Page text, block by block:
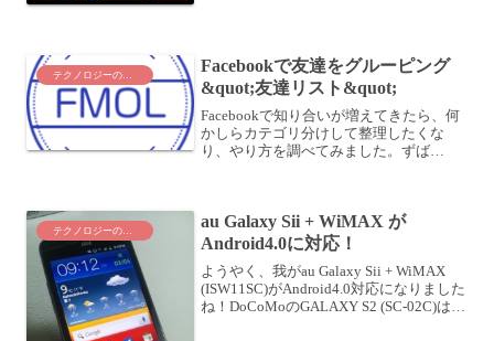
テクノロジーのこと
Facebookで友達をグルーピング
&quot;友達リスト&quot;
Facebookで知り合いが増えてきたら、何
かしらカテゴリ分けして整理したくな
り、やり方を調べてみました。ずば
参加者"、...
テクノロジーのこと
au Galaxy Sii + WiMAX が
Android4.0に対応！
ようやく、我がau Galaxy Sii + WiMAX
(ISW11SC)がAndroid4.0対応になりました
ね！DoCoMoのGALAXY S2 (SC-02C)はと